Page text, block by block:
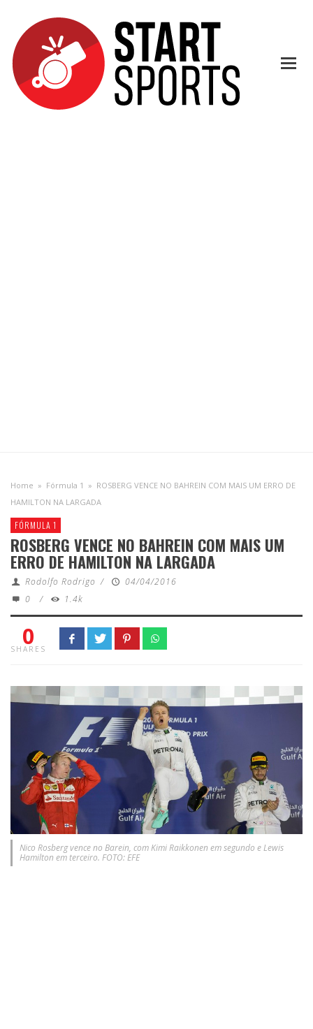
Home » Fórmula 1 » ROSBERG VENCE NO BAHREIN COM MAIS UM ERRO DE
HAMILTON NA LARGADA
FÓRMULA 1
ROSBERG VENCE NO BAHREIN COM MAIS UM
ERRO DE HAMILTON NA LARGADA
Rodolfo Rodrigo /
04/04/2016
0
/ 1.4k
0
SHARES
Nico Rosberg vence no Barein, com Kimi Raikkonen em segundo e Lewis
Hamilton em terceiro. FOTO: EFE